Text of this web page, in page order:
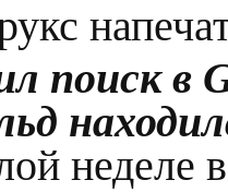
поиск в
неделе